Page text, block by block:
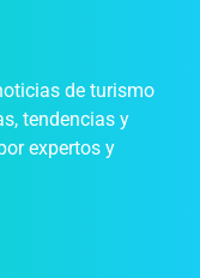
de turismo
tendencias y
expertos y